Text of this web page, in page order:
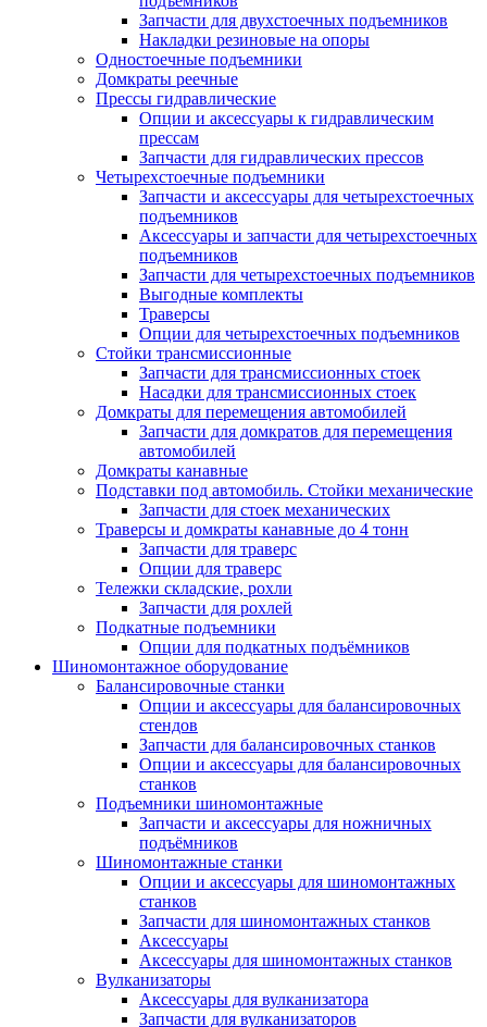
Запчасти для двухстоечных подъемников
Накладки резиновые на опоры
Одностоечные подъемники
Домкраты реечные
Прессы гидравлические
Опции и аксессуары к гидравлическим
прессам
Запчасти для гидравлических прессов
Четырехстоечные подъемники
Запчасти и аксессуары для четырехстоечных
подъемников
Аксессуары и запчасти для четырехстоечных
подъемников
Запчасти для четырехстоечных подъемников
Выгодные комплекты
Траверсы
Опции для четырехстоечных подъемников
Стойки трансмиссионные
Запчасти для трансмиссионных стоек
Насадки для трансмиссионных стоек
Домкраты для перемещения автомобилей
Запчасти для домкратов для перемещения
автомобилей
Домкраты канавные
Подставки под автомобиль. Стойки механические
Запчасти для стоек механических
Траверсы и домкраты канавные до 4 тонн
Запчасти для траверс
Опции для траверс
Тележки складские, рохли
Запчасти для рохлей
Подкатные подъемники
Опции для подкатных подъёмников
Шиномонтажное оборудование
Балансировочные станки
Опции и аксессуары для балансировочных
стендов
Запчасти для балансировочных станков
Опции и аксессуары для балансировочных
станков
Подъемники шиномонтажные
Запчасти и аксессуары для ножничных
подъёмников
Шиномонтажные станки
Опции и аксессуары для шиномонтажных
станков
Запчасти для шиномонтажных станков
Аксессуары
Аксессуары для шиномонтажных станков
Вулканизаторы
Аксессуары для вулканизатора
Запчасти для вулканизаторов